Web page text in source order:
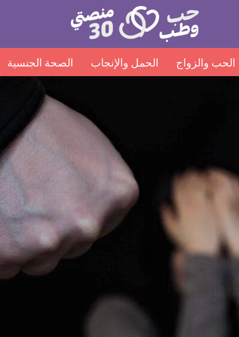
منصتي
30
الحب والزواج الحمل والإنجاب الصحة الجنسية